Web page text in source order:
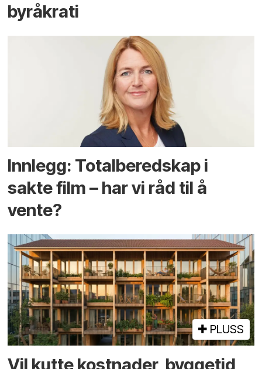
byråkrati
Innlegg: Totalberedskap i
sakte film – har vi råd til å
vente?
PLUSS
Vil kutte kostnader, byggetid